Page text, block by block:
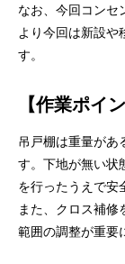
なお、今回コンセ
より今回は新設や
す。
【作業ポイ
吊戸棚は重量があ
す。下地が無い状
を行ったうえで安
また、クロス補修
範囲の調整が重要